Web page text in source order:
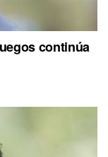
continúa